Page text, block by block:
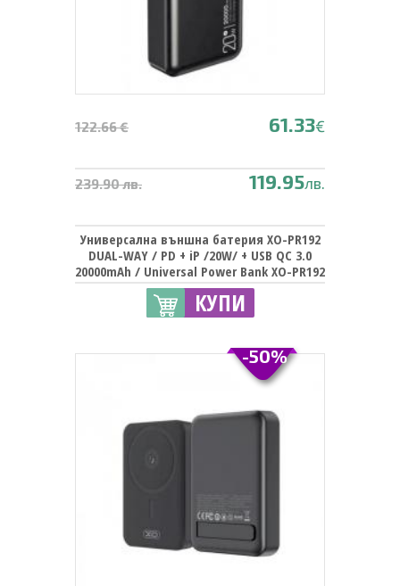
122.66 € 61.33€
239.90 лв. 119.95лв.
Универсална външна батерия XO-PR192
DUAL-WAY / PD + iP /20W/ + USB QC 3.0
20000mAh / Universal Power Bank XO-PR192
DUAL-WAY / PD + iP /20W/ + USB QC 3.0
20000mAh - черна
КУПИ
-50%